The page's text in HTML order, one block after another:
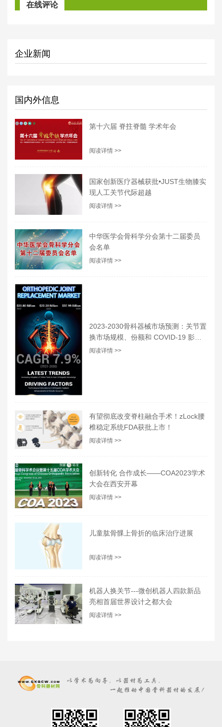
在线评论
企业新闻
国内外信息
第十六届 脊拄脊髓 学术年会
阅读详情 >>
国家创新医疗器械获批•JUST生物膝实
现人工关节代际超越
阅读详情 >>
中华医学会骨科学分会第十二届委员
会名单
阅读详情 >>
2023-2030骨科器械市场预测：关节置
换市场规模、份额和 COVID-19 影响
分析
阅读详情 >>
有望彻底改变脊柱融合手术！zLock腰
椎稳定系统FDA获批上市！
阅读详情 >>
创新转化 合作成长——COA2023学术
大会在西安开幕
阅读详情 >>
儿童肱骨髁上骨折的临床治疗进展
阅读详情 >>
机器人换关节---微创机器人四款新品
亮相首届世界设计之都大会
阅读详情 >>